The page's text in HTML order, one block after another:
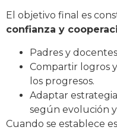
El objetivo final es
confianza y
Padres y
Compartir logros
los progresos.
Adaptar
según evolución
Cuando se establece